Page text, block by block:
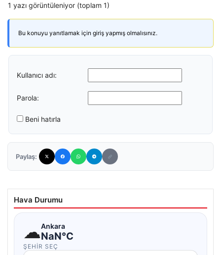
1 yazı görüntüleniyor (toplam 1)
Bu konuyu yanıtlamak için giriş yapmış olmalısınız.
Kullanıcı adı:
Parola:
Beni hatırla
Paylaş:
Hava Durumu
☁Ankara
NaN°C
ŞEHIR SEÇ